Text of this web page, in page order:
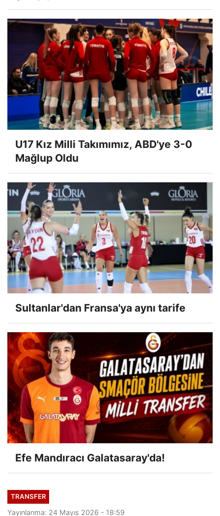
U17 Kız Milli Takımımız, ABD'ye 3-0
Mağlup Oldu
Sultanlar'dan Fransa'ya aynı tarife
Efe Mandıracı Galatasaray'da!
TRANSFER
Yayınlanma: 24 Mayıs 2026 - 18:59